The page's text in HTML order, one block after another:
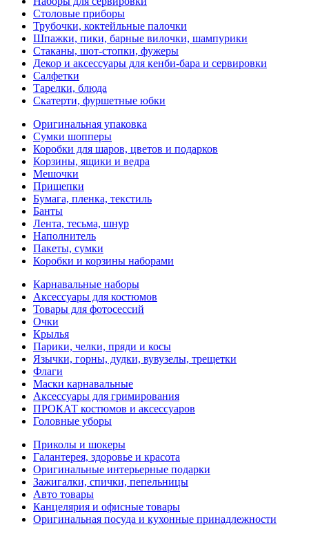
Столовые приборы
Трубочки, коктейльные палочки
Шпажки, пики, барные вилочки, шампурики
Стаканы, шот-стопки, фужеры
Декор и аксессуары для кенби-бара и сервировки
Салфетки
Тарелки, блюда
Скатерти, фуршетные юбки
Оригинальная упаковка
Сумки шопперы
Коробки для шаров, цветов и подарков
Корзины, ящики и ведра
Мешочки
Прищепки
Бумага, пленка, текстиль
Банты
Лента, тесьма, шнур
Наполнитель
Пакеты, сумки
Коробки и корзины наборами
Карнавальные наборы
Аксессуары для костюмов
Товары для фотосессий
Очки
Крылья
Парики, челки, пряди и косы
Язычки, горны, дудки, вувузелы, трещетки
Флаги
Маски карнавальные
Аксессуары для гримирования
ПРОКАТ костюмов и аксессуаров
Головные уборы
Приколы и шокеры
Галантерея, здоровье и красота
Оригинальные интерьерные подарки
Зажигалки, спички, пепельницы
Авто товары
Канцелярия и офисные товары
Оригинальная посуда и кухонные принадлежности